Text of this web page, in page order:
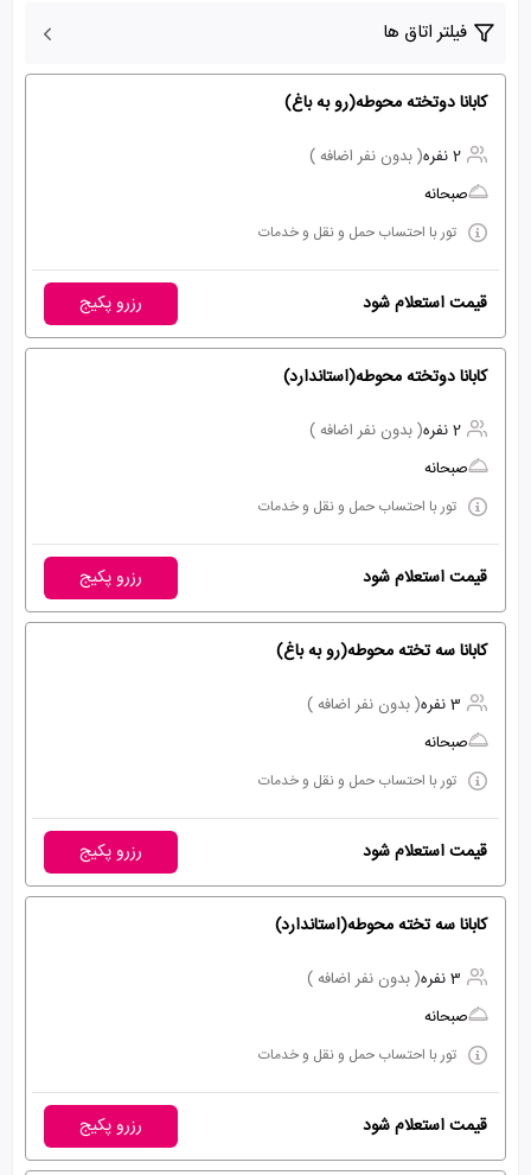
فیلتر اتاق ها
کابانا دوتخته محوطه(رو به باغ)
2 نفره
( بدون نفر اضافه )
صبحانه
تور با احتساب حمل و نقل و خدمات
قیمت استعلام شود رزرو پکیج
کابانا دوتخته محوطه(استاندارد)
2 نفره
( بدون نفر اضافه )
صبحانه
تور با احتساب حمل و نقل و خدمات
قیمت استعلام شود رزرو پکیج
کابانا سه تخته محوطه(رو به باغ)
3 نفره
( بدون نفر اضافه )
صبحانه
تور با احتساب حمل و نقل و خدمات
قیمت استعلام شود رزرو پکیج
کابانا سه تخته محوطه(استاندارد)
3 نفره
( بدون نفر اضافه )
صبحانه
تور با احتساب حمل و نقل و خدمات
قیمت استعلام شود رزرو پکیج